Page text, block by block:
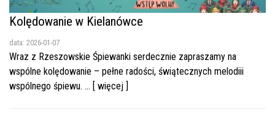
Kolędowanie w Kielanówce
data: 2026-01-07
Wraz z Rzeszowskie Śpiewanki serdecznie zapraszamy na
wspólne kolędowanie – pełne radości, świątecznych melodiii
wspólnego śpiewu. ... [ więcej ]